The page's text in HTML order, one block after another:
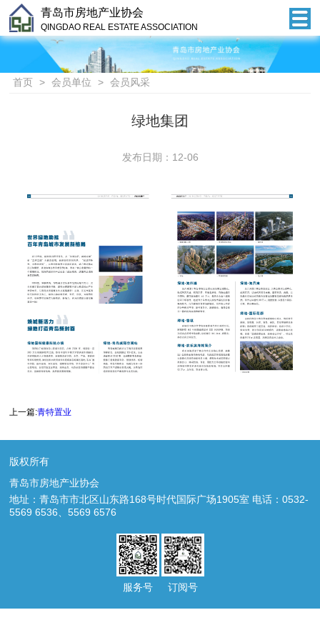
青岛市房地产业协会
QINGDAO REAL ESTATE ASSOCIATION
首页 > 会员单位 > 会员风采
绿地集团
发布日期：12-06
上一篇:青特置业
版权所有
青岛市房地产业协会
地址：青岛市市北区山东路168号时代国际广场1905室 电话：0532-
5569 6536、5569 6576
服务号 订阅号